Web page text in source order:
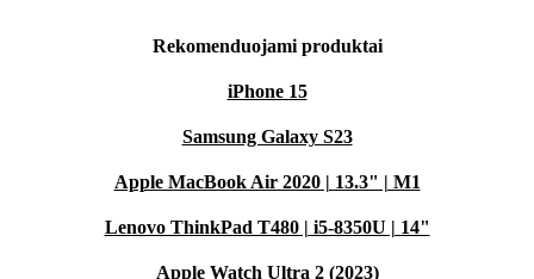
Rekomenduojami produktai
iPhone 15
Samsung Galaxy S23
Apple MacBook Air 2020 | 13.3" | M1
Lenovo ThinkPad T480 | i5-8350U | 14"
Apple Watch Ultra 2 (2023)